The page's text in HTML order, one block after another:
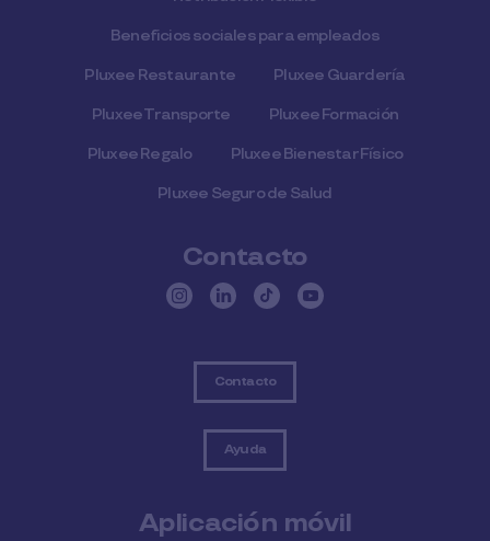
Beneficios sociales para empleados
Pluxee Restaurante Pluxee Guardería
Pluxee Transporte Pluxee Formación
Pluxee Regalo Pluxee Bienestar Físico
Pluxee Seguro de Salud
Contacto
Contacto
Ayuda
Aplicación móvil